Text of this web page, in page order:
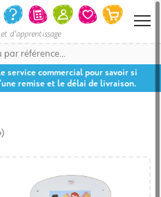
d'apprentissage
service commercial pour savoir si
remise et le délai de livraison.